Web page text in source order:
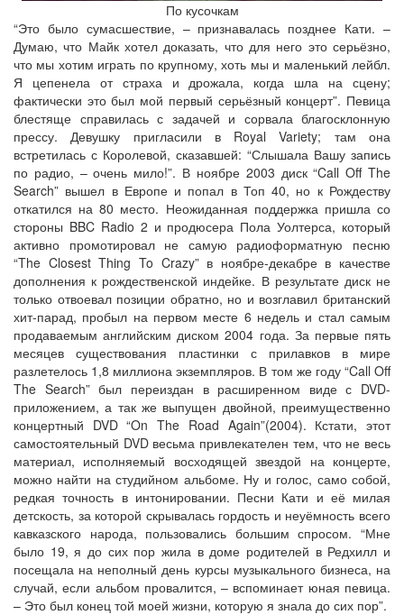
По кусочкам
“Это было сумасшествие, – признавалась позднее Кати. –
Думаю, что Майк хотел доказать, что для него это серьёзно,
что мы хотим играть по крупному, хоть мы и маленький лейбл.
Я цепенела от страха и дрожала, когда шла на сцену;
фактически это был мой первый серьёзный концерт”. Певица
блестяще справилась с задачей и сорвала благосклонную
прессу. Девушку пригласили в Royal Variety; там она
встретилась с Королевой, сказавшей: “Слышала Вашу запись
по радио, – очень мило!”. В ноябре 2003 диск “Call Off The
Search” вышел в Европе и попал в Топ 40, но к Рождеству
откатился на 80 место. Неожиданная поддержка пришла со
стороны BBC Radio 2 и продюсера Пола Уолтерса, который
активно промотировал не самую радиоформатную песню
“The Closest Thing To Crazy” в ноябре-декабре в качестве
дополнения к рождественской индейке. В результате диск не
только отвоевал позиции обратно, но и возглавил британский
хит-парад, пробыл на первом месте 6 недель и стал самым
продаваемым английским диском 2004 года. За первые пять
месяцев существования пластинки с прилавков в мире
разлетелось 1,8 миллиона экземпляров. В том же году “Call Off
The Search” был переиздан в расширенном виде с DVD-
приложением, а так же выпущен двойной, преимущественно
концертный DVD “On The Road Again”(2004). Кстати, этот
самостоятельный DVD весьма привлекателен тем, что не весь
материал, исполняемый восходящей звездой на концерте,
можно найти на студийном альбоме. Ну и голос, само собой,
редкая точность в интонировании. Песни Кати и её милая
детскость, за которой скрывалась гордость и неуёмность всего
кавказского народа, пользовались большим спросом. “Мне
было 19, я до сих пор жила в доме родителей в Редхилл и
посещала на неполный день курсы музыкального бизнеса, на
случай, если альбом провалится, – вспоминает юная певица.
– Это был конец той моей жизни, которую я знала до сих пор”.